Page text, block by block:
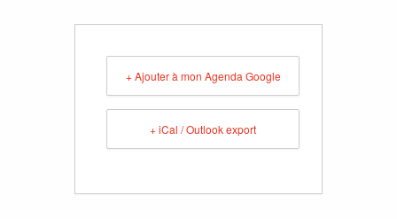
+ Ajouter à mon Agenda Google
+ iCal / Outlook export